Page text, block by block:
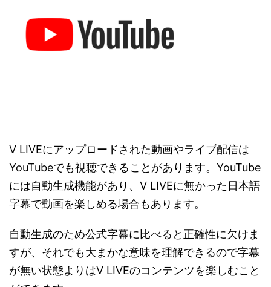
V LIVEにアップロードされた動画やライブ配信は
YouTubeでも視聴できることがあります。YouTube
には自動生成機能があり、V LIVEに無かった日本語
字幕で動画を楽しめる場合もあります。
自動生成のため公式字幕に比べると正確性に欠けま
すが、それでも大まかな意味を理解できるので字幕
が無い状態よりはV LIVEのコンテンツを楽しむこと